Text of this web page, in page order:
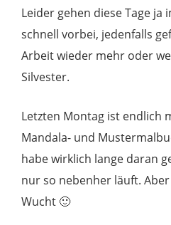
Leider gehen diese Tage ja
schnell vorbei, jedenfalls
Arbeit wieder mehr oder
Silvester.
Letzten Montag ist endlich
Mandala- und
habe wirklich lange daran
nur so nebenher läuft.
Wucht 🙂